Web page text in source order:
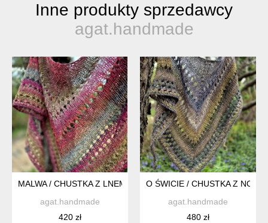
Inne produkty sprzedawcy
agat.handmade
MALWA / CHUSTKA Z LNEM
agat.handmade
420 zł
O ŚWICIE / CHUSTKA Z NORO
agat.handmade
480 zł